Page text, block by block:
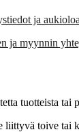
ja
ja myynnin
tuotteista tai
toive tai